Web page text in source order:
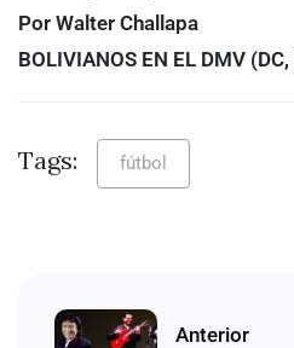
Por Walter Challapa
BOLIVIANOS EN EL DMV
Tags: fútbol
Anterior